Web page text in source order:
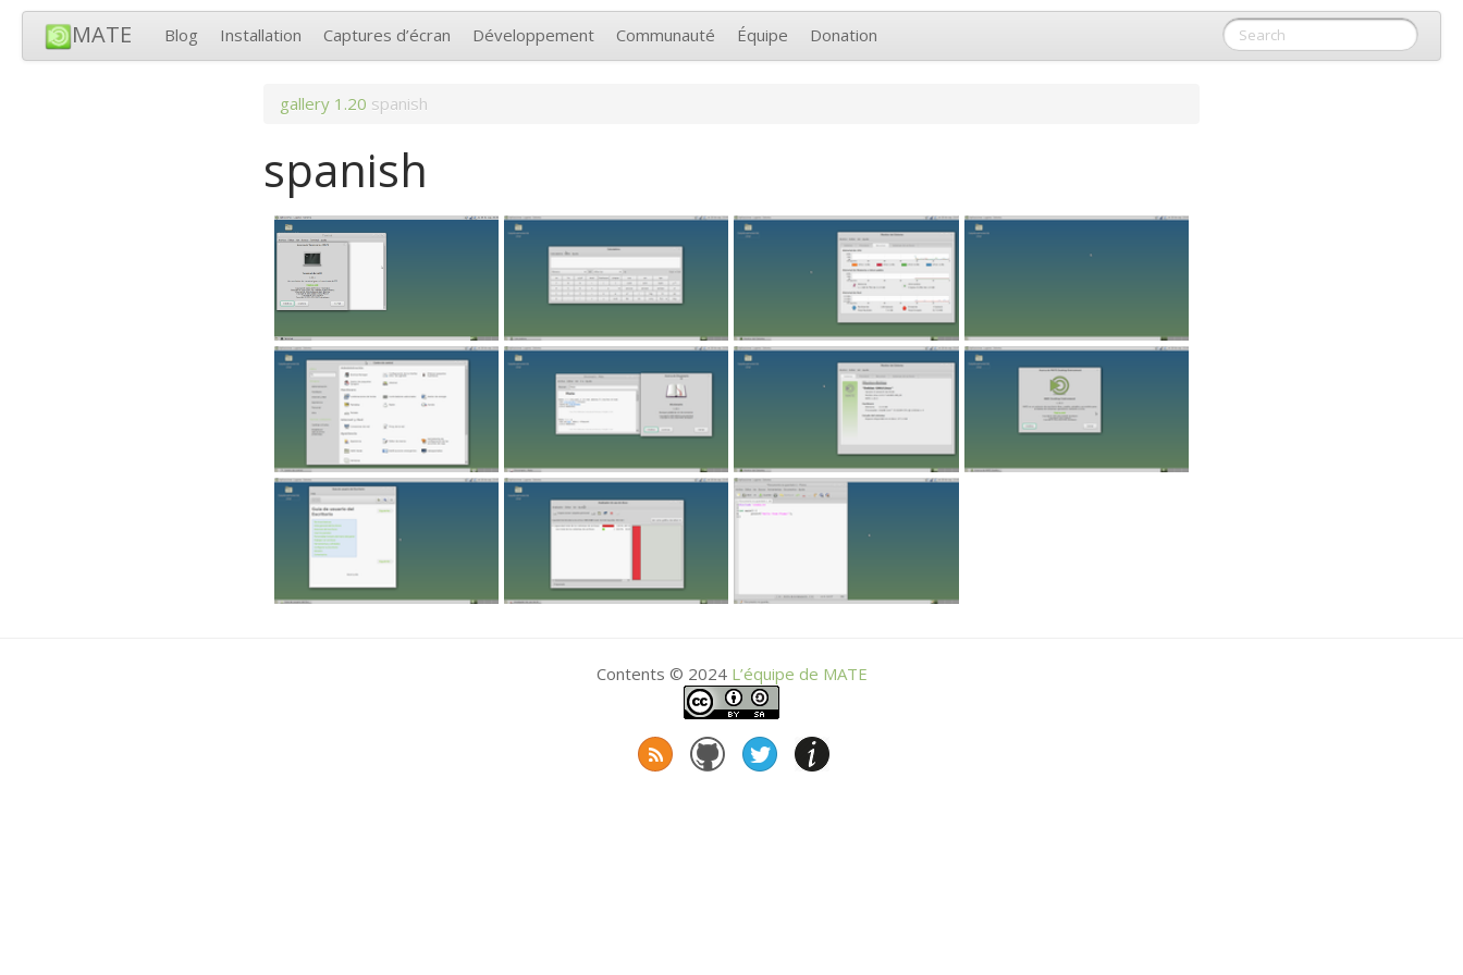
MATE Blog Installation Captures d’écran Développement Communauté Équipe Donation
gallery 1.20 spanish
spanish
Contents © 2024 L’équipe de MATE